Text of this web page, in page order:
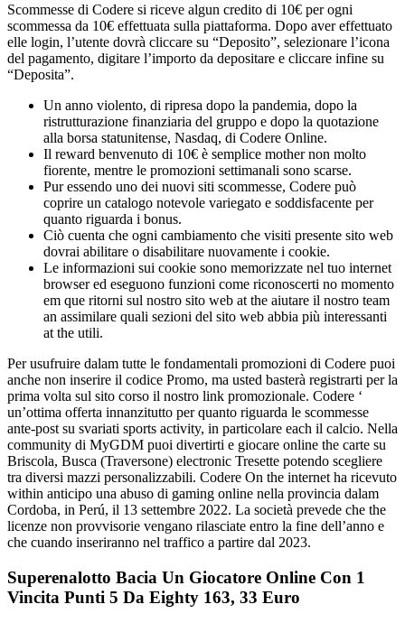
Scommesse di Codere si riceve algun credito di 10€ per ogni
scommessa da 10€ effettuata sulla piattaforma. Dopo aver effettuato
elle login, l’utente dovrà cliccare su “Deposito”, selezionare l’icona
del pagamento, digitare l’importo da depositare e cliccare infine su
“Deposita”.
Un anno violento, di ripresa dopo la pandemia, dopo la
ristrutturazione finanziaria del gruppo e dopo la quotazione
alla borsa statunitense, Nasdaq, di Codere Online.
Il reward benvenuto di 10€ è semplice mother non molto
fiorente, mentre le promozioni settimanali sono scarse.
Pur essendo uno dei nuovi siti scommesse, Codere può
coprire un catalogo notevole variegato e soddisfacente per
quanto riguarda i bonus.
Ciò cuenta che ogni cambiamento che visiti presente sito web
dovrai abilitare o disabilitare nuovamente i cookie.
Le informazioni sui cookie sono memorizzate nel tuo internet
browser ed eseguono funzioni come riconoscerti no momento
em que ritorni sul nostro sito web at the aiutare il nostro team
an assimilare quali sezioni del sito web abbia più interessanti
at the utili.
Per usufruire dalam tutte le fondamentali promozioni di Codere puoi
anche non inserire il codice Promo, ma usted basterà registrarti per la
prima volta sul sito corso il nostro link promozionale. Codere ‘
un’ottima offerta innanzitutto per quanto riguarda le scommesse
ante-post su svariati sports activity, in particolare each il calcio. Nella
community di MyGDM puoi divertirti e giocare online the carte su
Briscola, Busca (Traversone) electronic Tresette potendo scegliere
tra diversi mazzi personalizzabili. Codere On the internet ha ricevuto
within anticipo una abuso di gaming online nella provincia dalam
Cordoba, in Perú, il 13 settembre 2022. La società prevede che the
licenze non provvisorie vengano rilasciate entro la fine dell’anno e
che cuando inseriranno nel traffico a partire dal 2023.
Superenalotto Bacia Un Giocatore Online Con 1
Vincita Punti 5 Da Eighty 163, 33 Euro